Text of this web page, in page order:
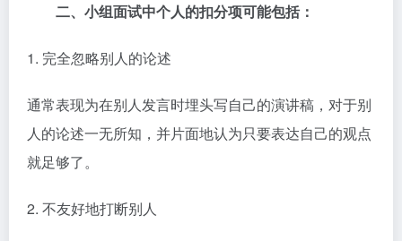
二、小组面试中个人的扣分项可能包括：
1. 完全忽略别人的论述
通常表现为在别人发言时埋头写自己的演讲稿，对于别
人的论述一无所知，并片面地认为只要表达自己的观点
就足够了。
2. 不友好地打断别人